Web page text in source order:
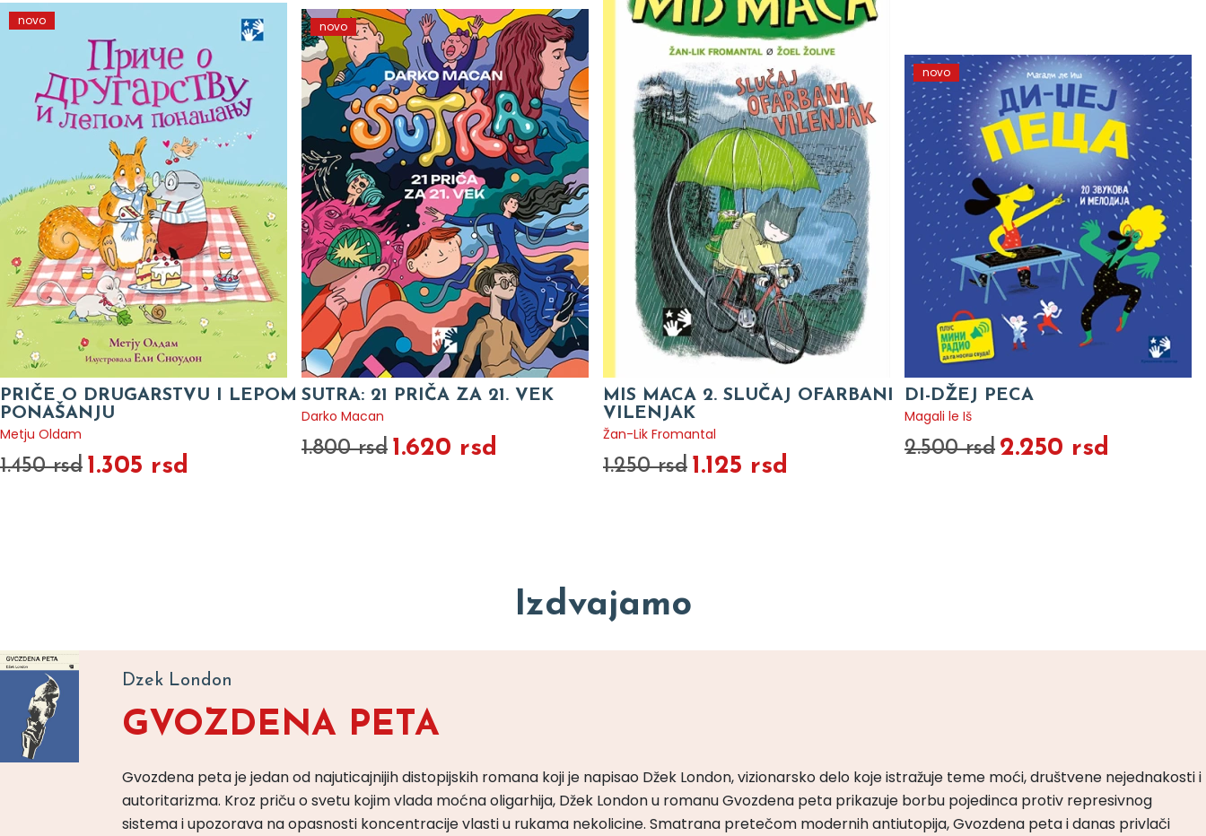
novo
PRIČE O DRUGARSTVU I LEPOM
PONAŠANJU
Metju Oldam
1.450 rsd 1.305 rsd
novo
SUTRA: 21 PRIČA ZA 21. VEK
Darko Macan
1.800 rsd 1.620 rsd
MIS MACA 2. SLUČAJ OFARBANI
VILENJAK
Žan-Lik Fromantal
1.250 rsd 1.125 rsd
novo
DI-DŽEJ PECA
Magali le Iš
2.500 rsd 2.250 rsd
Izdvajamo
Dzek London
GVOZDENA PETA
Gvozdena peta je jedan od najuticajnijih distopijskih romana koji je napisao Džek London, vizionarsko delo koje istražuje teme moći, društvene nejednakosti i
autoritarizma. Kroz priču o svetu kojim vlada moćna oligarhija, Džek London u romanu Gvozdena peta prikazuje borbu pojedinca protiv represivnog
sistema i upozorava na opasnosti koncentracije vlasti u rukama nekolicine. Smatrana pretečom modernih antiutopija, Gvozdena peta i danas privlači